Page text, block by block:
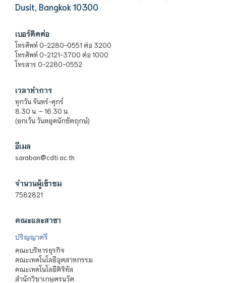
Dusit, Bangkok 10300
เบอร์ติดต่อ
โทรศัพท์ 0-2280-0551 ต่อ 3200
โทรศัพท์ 0-2121-3700 ต่อ 1000
โทรสาร 0-2280-0552
เวลาทำการ
ทุกวัน จันทร์-ศุกร์
8.30 น. – 16.30 น.
(ยกเว้น วันหยุดนักขัตฤกษ์)
อีเมล
saraban@cdti.ac.th
จำนวนผู้เข้าชม
7582821
คณะและสาขา
ปริญญาตรี
คณะบริหารธุรกิจ
คณะเทคโนโลยีอุตสาหกรรม
คณะเทคโนโลยีดิจิทัล
สำนักวิชาเกษตรนวัต